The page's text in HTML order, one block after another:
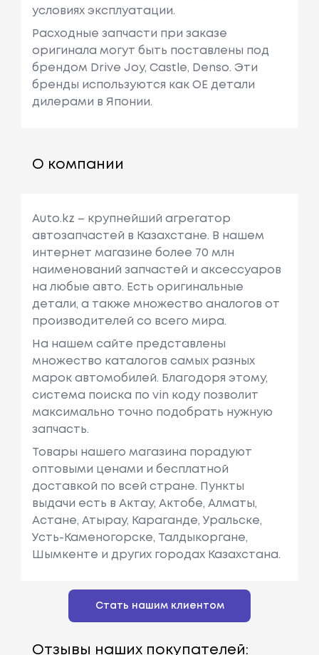
условиях эксплуатации.
Расходные запчасти при заказе
оригинала могут быть поставлены под
брендом Drive Joy, Castle, Denso. Эти
бренды используются как ОЕ детали
дилерами в Японии.
О компании
Auto.kz – крупнейший агрегатор
автозапчастей в Казахстане. В нашем
интернет магазине более 70 млн
наименований запчастей и аксессуаров
на любые авто. Есть оригинальные
детали, а также множество аналогов от
производителей со всего мира.
На нашем сайте представлены
множество каталогов самых разных
марок автомобилей. Благодоря этому,
система поиска по vin коду позволит
максимально точно подобрать нужную
запчасть.
Товары нашего магазина порадуют
оптовыми ценами и бесплатной
доставкой по всей стране. Пункты
выдачи есть в Актау, Актобе, Алматы,
Астане, Атырау, Караганде, Уральске,
Усть-Каменогорске, Талдыкоргане,
Шымкенте и других городах Казахстана.
Стать нашим клиентом
Отзывы наших покупателей: